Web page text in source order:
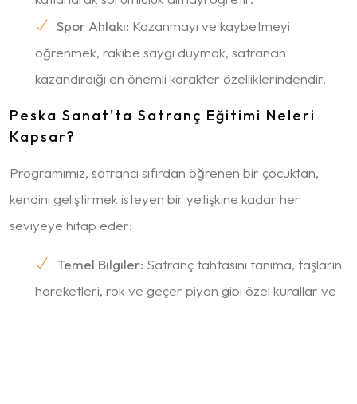
Spor Ahlakı: Kazanmayı ve kaybetmeyi
öğrenmek, rakibe saygı duymak, satrancın
kazandırdığı en önemli karakter özelliklerindendir.
Peska Sanat'ta Satranç Eğitimi Neleri
Kapsar?
Programımız, satrancı sıfırdan öğrenen bir çocuktan,
kendini geliştirmek isteyen bir yetişkine kadar her
seviyeye hitap eder:
Temel Bilgiler: Satranç tahtasını tanıma, taşların
hareketleri, rok ve geçer piyon gibi özel kurallar ve